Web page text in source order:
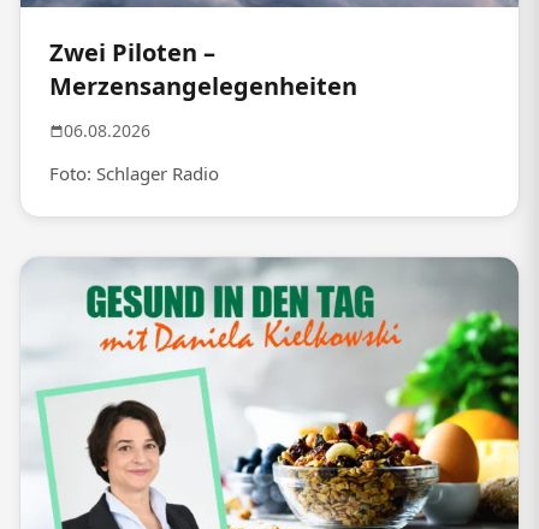
Zwei Piloten –
Merzensangelegenheiten
06.08.2026
Foto: Schlager Radio